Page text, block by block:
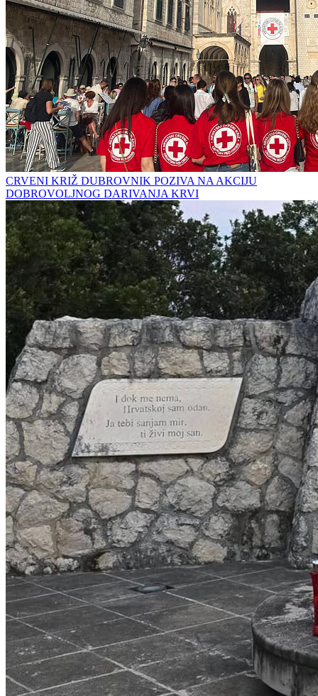
CRVENI KRIŽ DUBROVNIK POZIVA NA AKCIJU
DOBROVOLJNOG DARIVANJA KRVI